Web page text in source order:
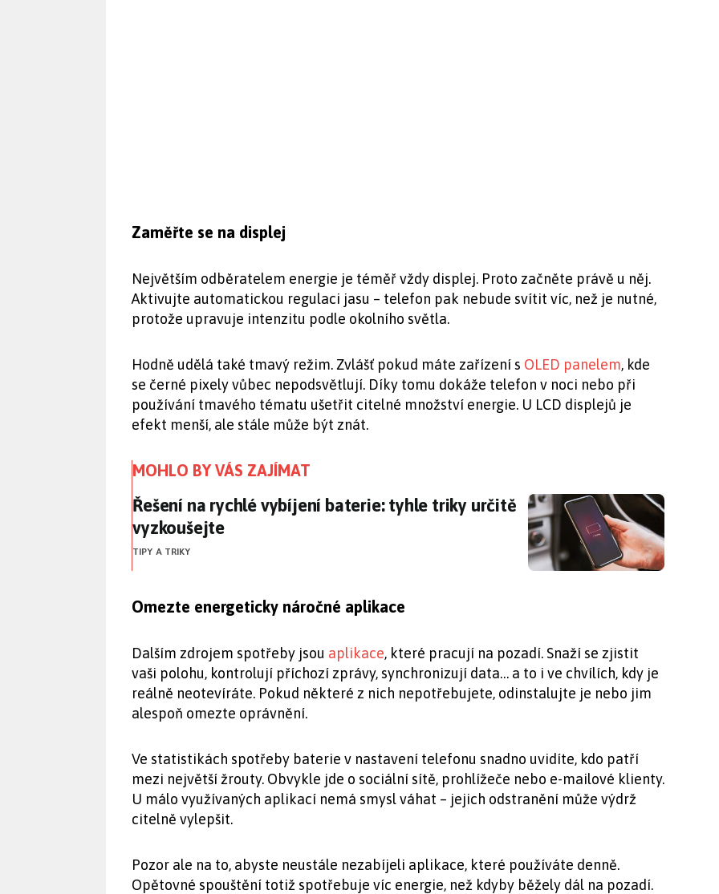
Zaměřte se na displej
Největším odběratelem energie je téměř vždy displej. Proto začněte právě u něj.
Aktivujte automatickou regulaci jasu – telefon pak nebude svítit víc, než je nutné,
protože upravuje intenzitu podle okolního světla.
Hodně udělá také tmavý režim. Zvlášť pokud máte zařízení s OLED panelem, kde
se černé pixely vůbec nepodsvětlují. Díky tomu dokáže telefon v noci nebo při
používání tmavého tématu ušetřit citelné množství energie. U LCD displejů je
efekt menší, ale stále může být znát.
MOHLO BY VÁS ZAJÍMAT
Řešení na rychlé vybíjení baterie: tyhle triky určitě vyzkoušejte
Řešení na rychlé vybíjení baterie: tyhle triky určitě
vyzkoušejte
TIPY A TRIKY
Omezte energeticky náročné aplikace
Dalším zdrojem spotřeby jsou aplikace, které pracují na pozadí. Snaží se zjistit
vaši polohu, kontrolují příchozí zprávy, synchronizují data… a to i ve chvílích, kdy je
reálně neotevíráte. Pokud některé z nich nepotřebujete, odinstalujte je nebo jim
alespoň omezte oprávnění.
Ve statistikách spotřeby baterie v nastavení telefonu snadno uvidíte, kdo patří
mezi největší žrouty. Obvykle jde o sociální sítě, prohlížeče nebo e-mailové klienty.
U málo využívaných aplikací nemá smysl váhat – jejich odstranění může výdrž
citelně vylepšit.
Pozor ale na to, abyste neustále nezabíjeli aplikace, které používáte denně.
Opětovné spouštění totiž spotřebuje víc energie, než kdyby běžely dál na pozadí.